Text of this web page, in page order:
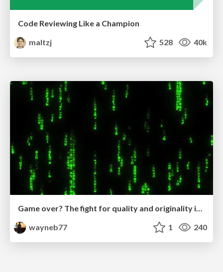
Code Reviewing Like a Champion
maltzj
528 40k
Game over? The fight for quality and originality in the time of robots
wayneb77
1 240